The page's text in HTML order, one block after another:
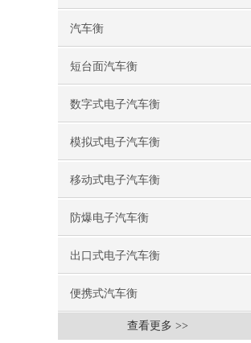
汽车衡
短台面汽车衡
数字式电子汽车衡
模拟式电子汽车衡
移动式电子汽车衡
防爆电子汽车衡
出口式电子汽车衡
便携式汽车衡
查看更多 >>